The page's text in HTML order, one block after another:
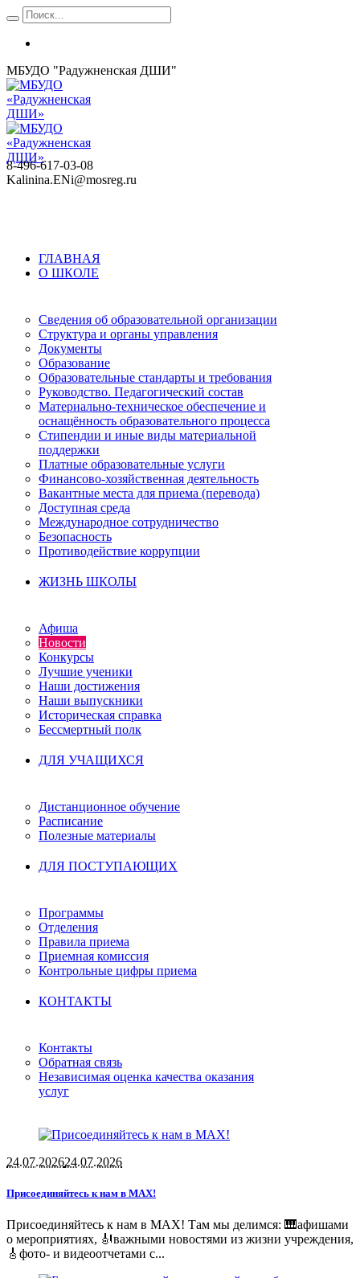
МБУДО "Радужненская ДШИ"
8-496-617-03-08
Kalinina.ENi@mosreg.ru
ГЛАВНАЯ
О ШКОЛЕ
Сведения об образовательной организации
Структура и органы управления
Документы
Образование
Образовательные стандарты и требования
Руководство. Педагогический состав
Материально-техническое обеспечение и
оснащённость образовательного процесса
Стипендии и иные виды материальной
поддержки
Платные образовательные услуги
Финансово-хозяйственная деятельность
Вакантные места для приема (перевода)
Доступная среда
Международное сотрудничество
Безопасность
Противодействие коррупции
ЖИЗНЬ ШКОЛЫ
Афиша
Новости
Конкурсы
Лучшие ученики
Наши достижения
Наши выпускники
Историческая справка
Бессмертный полк
ДЛЯ УЧАЩИХСЯ
Дистанционное обучение
Расписание
Полезные материалы
ДЛЯ ПОСТУПАЮЩИХ
Программы
Отделения
Правила приема
Приемная комиссия
Контрольные цифры приема
КОНТАКТЫ
Контакты
Обратная связь
Независимая оценка качества оказания
услуг
24.07.202624.07.2026
Присоединяйтесь к нам в MAX!
Присоединяйтесь к нам в MAX! Там мы делимся: 🎹афишами
о мероприятиях, 🎻важными новостями из жизни учреждения,
🎸фото- и видеоотчетами с...